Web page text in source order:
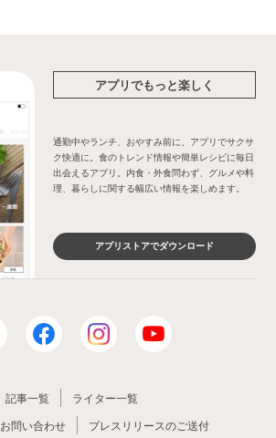
アプリでもっと楽しく
通勤中やランチ、おやすみ前に、アプリでサクサ
ク快適に。食のトレンド情報や簡単レシピに毎日
出会えるアプリ。内食・外食問わず、グルメや料
理、暮らしに関する幅広い情報を楽しめます。
アプリストアでダウンロード
記事一覧
ライター一覧
お問い合わせ プレスリリースのご送付